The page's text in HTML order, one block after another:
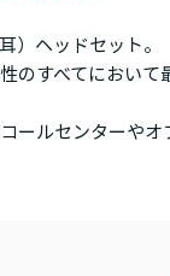
）ヘッドセット。
のすべてにおいて
ールセンターやオ